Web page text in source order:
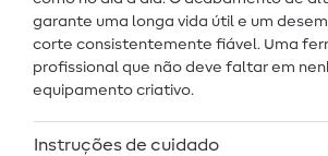
garante uma longa vida útil e um
corte consistentemente fiável. Uma
profissional que não deve faltar em
equipamento criativo.
Instruções de cuidado